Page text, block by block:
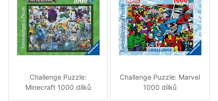
Challenge Puzzle:
Minecraft 1000 dílků
Challenge Puzzle: Marvel
1000 dílků